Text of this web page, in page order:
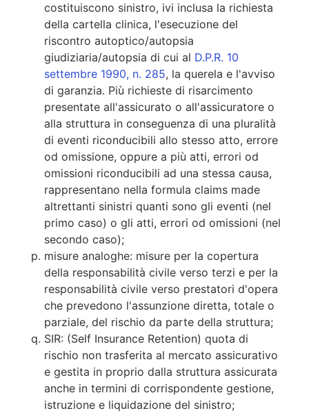
costituiscono sinistro, ivi inclusa la richiesta
della cartella clinica, l'esecuzione del
riscontro autoptico/autopsia
giudiziaria/autopsia di cui al D.P.R. 10
settembre 1990, n. 285, la querela e l'avviso
di garanzia. Più richieste di risarcimento
presentate all'assicurato o all'assicuratore o
alla struttura in conseguenza di una pluralità
di eventi riconducibili allo stesso atto, errore
od omissione, oppure a più atti, errori od
omissioni riconducibili ad una stessa causa,
rappresentano nella formula claims made
altrettanti sinistri quanti sono gli eventi (nel
primo caso) o gli atti, errori od omissioni (nel
secondo caso);
misure analoghe: misure per la copertura
della responsabilità civile verso terzi e per la
responsabilità civile verso prestatori d'opera
che prevedono l'assunzione diretta, totale o
parziale, del rischio da parte della struttura;
SIR: (Self Insurance Retention) quota di
rischio non trasferita al mercato assicurativo
e gestita in proprio dalla struttura assicurata
anche in termini di corrispondente gestione,
istruzione e liquidazione del sinistro;